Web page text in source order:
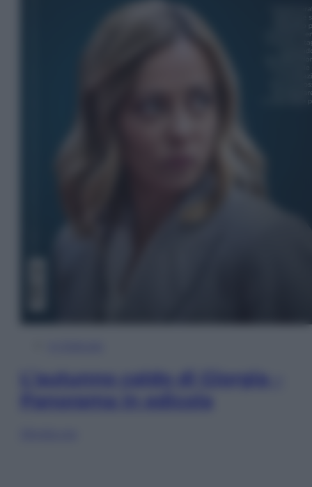
L’autunno caldo di Giorgia –